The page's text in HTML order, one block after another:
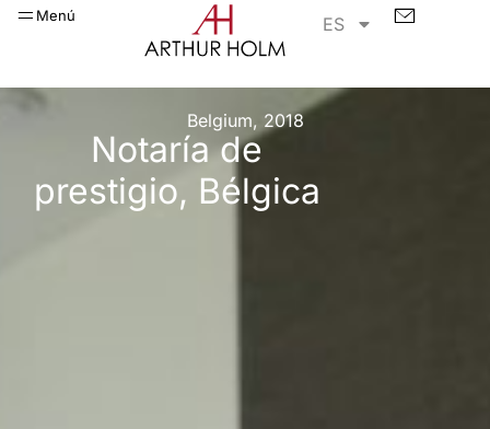
Menú ES
Belgium, 2018
Notaría de
prestigio, Bélgica